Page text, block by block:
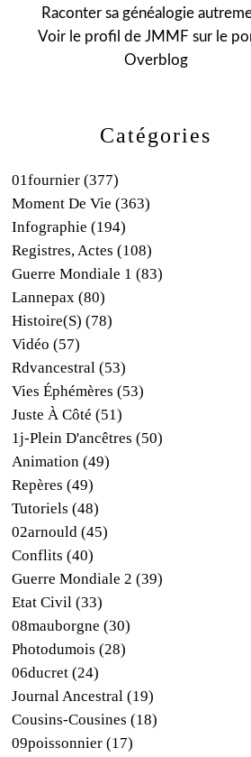
Catégories
01fournier (377)
Moment De Vie (363)
Infographie (194)
Registres, Actes (108)
Guerre Mondiale 1 (83)
Lannepax (80)
Histoire(s) (78)
Vidéo (57)
Rdvancestral (53)
Vies Éphémères (53)
Juste À Côté (51)
1j-Plein D'ancêtres (50)
Animation (49)
Repères (49)
Tutoriels (48)
02arnould (45)
Conflits (40)
Guerre Mondiale 2 (39)
Etat Civil (33)
08mauborgne (30)
Photodumois (28)
06ducret (24)
Journal Ancestral (19)
Cousins-Cousines (18)
09poissonnier (17)
Raconter sa généalogie
Voir le profil de JMMF sur le
Overblog